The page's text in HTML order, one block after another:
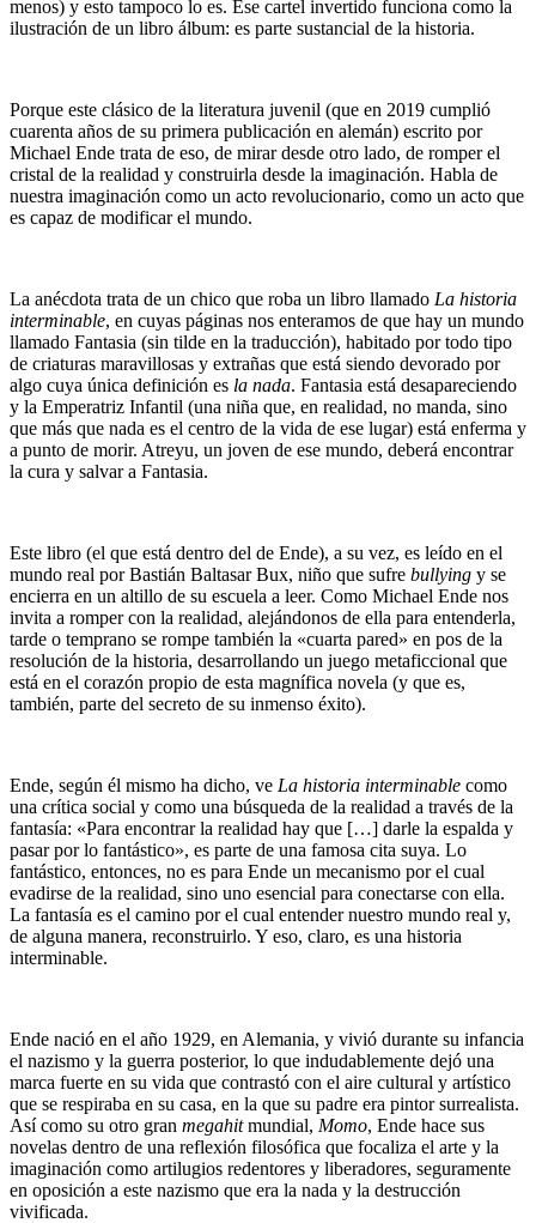
menos) y esto tampoco lo es. Ese cartel invertido funciona como la
ilustración de un libro álbum: es parte sustancial de la historia.
Porque este clásico de la literatura juvenil (que en 2019 cumplió
cuarenta años de su primera publicación en alemán) escrito por
Michael Ende trata de eso, de mirar desde otro lado, de romper el
cristal de la realidad y construirla desde la imaginación. Habla de
nuestra imaginación como un acto revolucionario, como un acto que
es capaz de modificar el mundo.
La anécdota trata de un chico que roba un libro llamado La historia
interminable, en cuyas páginas nos enteramos de que hay un mundo
llamado Fantasia (sin tilde en la traducción), habitado por todo tipo
de criaturas maravillosas y extrañas que está siendo devorado por
algo cuya única definición es la nada. Fantasia está desapareciendo
y la Emperatriz Infantil (una niña que, en realidad, no manda, sino
que más que nada es el centro de la vida de ese lugar) está enferma y
a punto de morir. Atreyu, un joven de ese mundo, deberá encontrar
la cura y salvar a Fantasia.
Este libro (el que está dentro del de Ende), a su vez, es leído en el
mundo real por Bastián Baltasar Bux, niño que sufre bullying y se
encierra en un altillo de su escuela a leer. Como Michael Ende nos
invita a romper con la realidad, alejándonos de ella para entenderla,
tarde o temprano se rompe también la «cuarta pared» en pos de la
resolución de la historia, desarrollando un juego metaficcional que
está en el corazón propio de esta magnífica novela (y que es,
también, parte del secreto de su inmenso éxito).
Ende, según él mismo ha dicho, ve La historia interminable como
una crítica social y como una búsqueda de la realidad a través de la
fantasía: «Para encontrar la realidad hay que […] darle la espalda y
pasar por lo fantástico», es parte de una famosa cita suya. Lo
fantástico, entonces, no es para Ende un mecanismo por el cual
evadirse de la realidad, sino uno esencial para conectarse con ella.
La fantasía es el camino por el cual entender nuestro mundo real y,
de alguna manera, reconstruirlo. Y eso, claro, es una historia
interminable.
Ende nació en el año 1929, en Alemania, y vivió durante su infancia
el nazismo y la guerra posterior, lo que indudablemente dejó una
marca fuerte en su vida que contrastó con el aire cultural y artístico
que se respiraba en su casa, en la que su padre era pintor surrealista.
Así como su otro gran megahitmundial, Momo, Ende hace sus
novelas dentro de una reflexión filosófica que focaliza el arte y la
imaginación como artilugios redentores y liberadores, seguramente
en oposición a este nazismo que era la nada y la destrucción
vivificada.